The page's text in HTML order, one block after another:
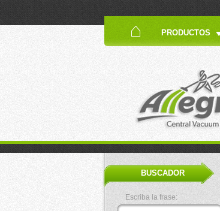
PRODUCTOS
BUSCADOR
Escriba la frase: